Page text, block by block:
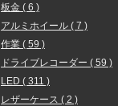
板金 ( 6 )
アルミホイール ( 7 )
作業 ( 59 )
ドライブレコーダー ( 59 )
LED ( 311 )
レザーケース ( 2 )